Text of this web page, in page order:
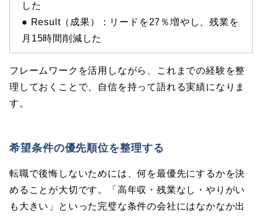
した
● Result（成果）：リードを27％増やし、残業を
月15時間削減した
フレームワークを活用しながら、これまでの経験を整
理しておくことで、自信を持って語れる実績になりま
す。
希望条件の優先順位を整理する
転職で後悔しないためには、何を最優先にするかを決
めることが大切です。「高年収・残業なし・やりがい
も大きい」といった完璧な条件の会社にはなかなか出